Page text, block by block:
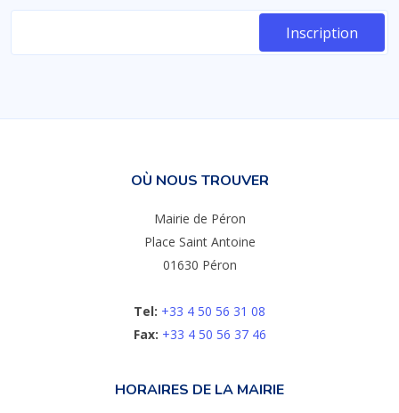
OÙ NOUS TROUVER
Mairie de Péron
Place Saint Antoine
01630 Péron
Tel: +33 4 50 56 31 08
Fax: +33 4 50 56 37 46
HORAIRES DE LA MAIRIE